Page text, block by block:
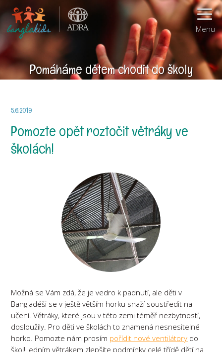
Menu
Pomáháme dětem chodit do školy
5.6.2019
Pomozte opět roztočit větráky ve
školách!
Možná se Vám zdá, že je vedro k padnutí, ale děti v
Bangladéši se v ještě větším horku snaží soustředit na
učení. Větráky, které jsou v této zemi téměř nezbytností,
dosloužily. Pro děti ve školách to znamená nesnesitelné
horko. Pomozte nám prosím pořídit nové ventilátory do
škol! Jedním větrákem zlepšíte podmínky celé třídě dětí na